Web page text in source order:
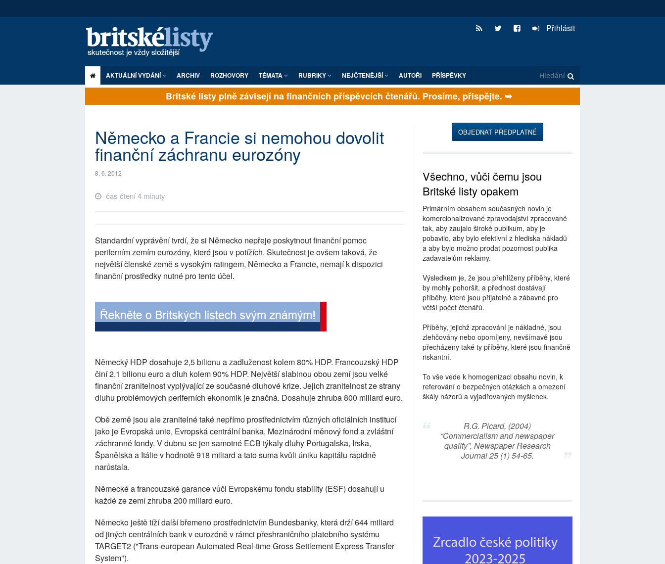
Přihlásit
AKTUÁLNÍ VYDÁNÍ ARCHIV ROZHOVORY TÉMATA RUBRIKY NEJČTENĚJŠÍ AUTOŘI PŘÍSPĚVKY
Britské listy plně závisejí na finančních příspěvcích čtenářů. Prosíme, přispějte. ➥
Německo a Francie si nemohou dovolit
finanční záchranu eurozóny
8. 6. 2012
čas čtení 4 minuty
Standardní vyprávění tvrdí, že si Německo nepřeje poskytnout finanční pomoc
periferním zemím eurozóny, které jsou v potížích. Skutečnost je ovšem taková, že
největší členské země s vysokým ratingem, Německo a Francie, nemají k dispozici
finanční prostředky nutné pro tento účel.
Německý HDP dosahuje 2,5 bilionu a zadluženost kolem 80% HDP. Francouzský HDP
činí 2,1 bilionu euro a dluh kolem 90% HDP. Největší slabinou obou zemí jsou velké
finanční zranitelnost vyplývající ze současné dluhové krize. Jejich zranitelnost ze strany
dluhu problémových periferních ekonomik je značná. Dosahuje zhruba 800 miliard euro.
Obě země jsou ale zranitelné také nepřímo prostřednictvím různých oficiálních institucí
jako je Evropská unie, Evropská centrální banka, Mezinárodní měnový fond a zvláštní
záchranné fondy. V dubnu se jen samotné ECB týkaly dluhy Portugalska, Irska,
Španělska a Itálie v hodnotě 918 miliard a tato suma kvůli úniku kapitálu rapidně
narůstala.
Německé a francouzské garance vůči Evropskému fondu stability (ESF) dosahují u
každé ze zemí zhruba 200 miliard euro.
Německo ještě tíží další břemeno prostřednictvím Bundesbanky, která drží 644 miliard
od jiných centrálních bank v eurozóně v rámci přeshraničního platebního systému
TARGET2 ("Trans-european Automated Real-time Gross Settlement Express Transfer
System").
OBJEDNAT PŘEDPLATNÉ
Všechno, vůči čemu jsou
Britské listy opakem
Primárním obsahem současných novin je
komercionalizované zpravodajství zpracované
tak, aby zaujalo široké publikum, aby je
pobavilo, aby bylo efektivní z hlediska nákladů
a aby bylo možno prodat pozornost publika
zadavatelům reklamy.
Výsledkem je, že jsou přehlíženy příběhy, které
by mohly pohoršit, a přednost dostávají
příběhy, které jsou přijatelné a zábavné pro
větší počet čtenářů.
Příběhy, jejichž zpracování je nákladné, jsou
zlehčovány nebo opomíjeny, nevšímavě jsou
přecházeny také ty příběhy, které jsou finančně
riskantní.
To vše vede k homogenizaci obsahu novin, k
referování o bezpečných otázkách a omezení
škály názorů a vyjadřovaných myšlenek.
R.G. Picard, (2004)
“Commercialism and newspaper
quality”, Newspaper Research
Journal 25 (1) 54-65.